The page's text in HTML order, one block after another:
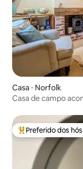
Casa ⋅ Norfolk
Casa de campo
Entre os melhores
Preferido dos